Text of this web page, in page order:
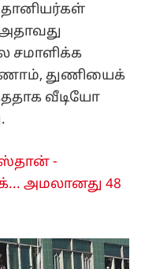
சமாளிக்க
துணியைக்
வீடியோ
-
அமலானது 48